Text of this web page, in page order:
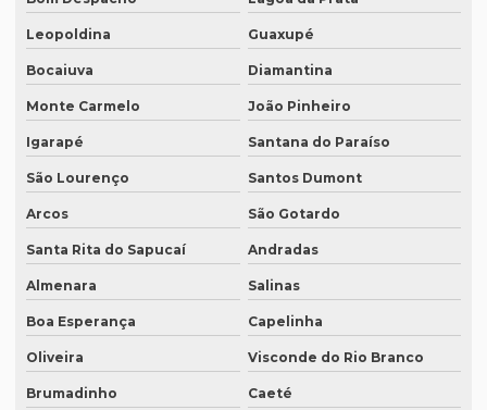
Empresa de tradução simultânea para zoom em curitiba
Empresa de tradução simultânea para zoom em sp
Empresa tradução site
Empresa de tradução de sites em inglês
Empresa de tradução sp
Empresa de tradução técnica
Empresa tradutora juramentada
Empresa tradutora juramentada em brasília
Leopoldina Guaxupé
Bocaiuva Diamantina
Monte Carmelo João Pinheiro
Igarapé Santana do Paraíso
São Lourenço Santos Dumont
Arcos São Gotardo
Santa Rita do Sapucaí Andradas
Almenara Salinas
Boa Esperança Capelinha
Oliveira Visconde do Rio Branco
Brumadinho Caeté